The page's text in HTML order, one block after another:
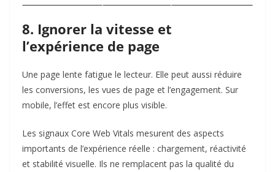
8. Ignorer la vitesse et
l’expérience de page
Une page lente fatigue le lecteur. Elle peut aussi réduire
les conversions, les vues de page et l’engagement. Sur
mobile, l’effet est encore plus visible.
Les signaux Core Web Vitals mesurent des aspects
importants de l’expérience réelle : chargement, réactivité
et stabilité visuelle. Ils ne remplacent pas la qualité du